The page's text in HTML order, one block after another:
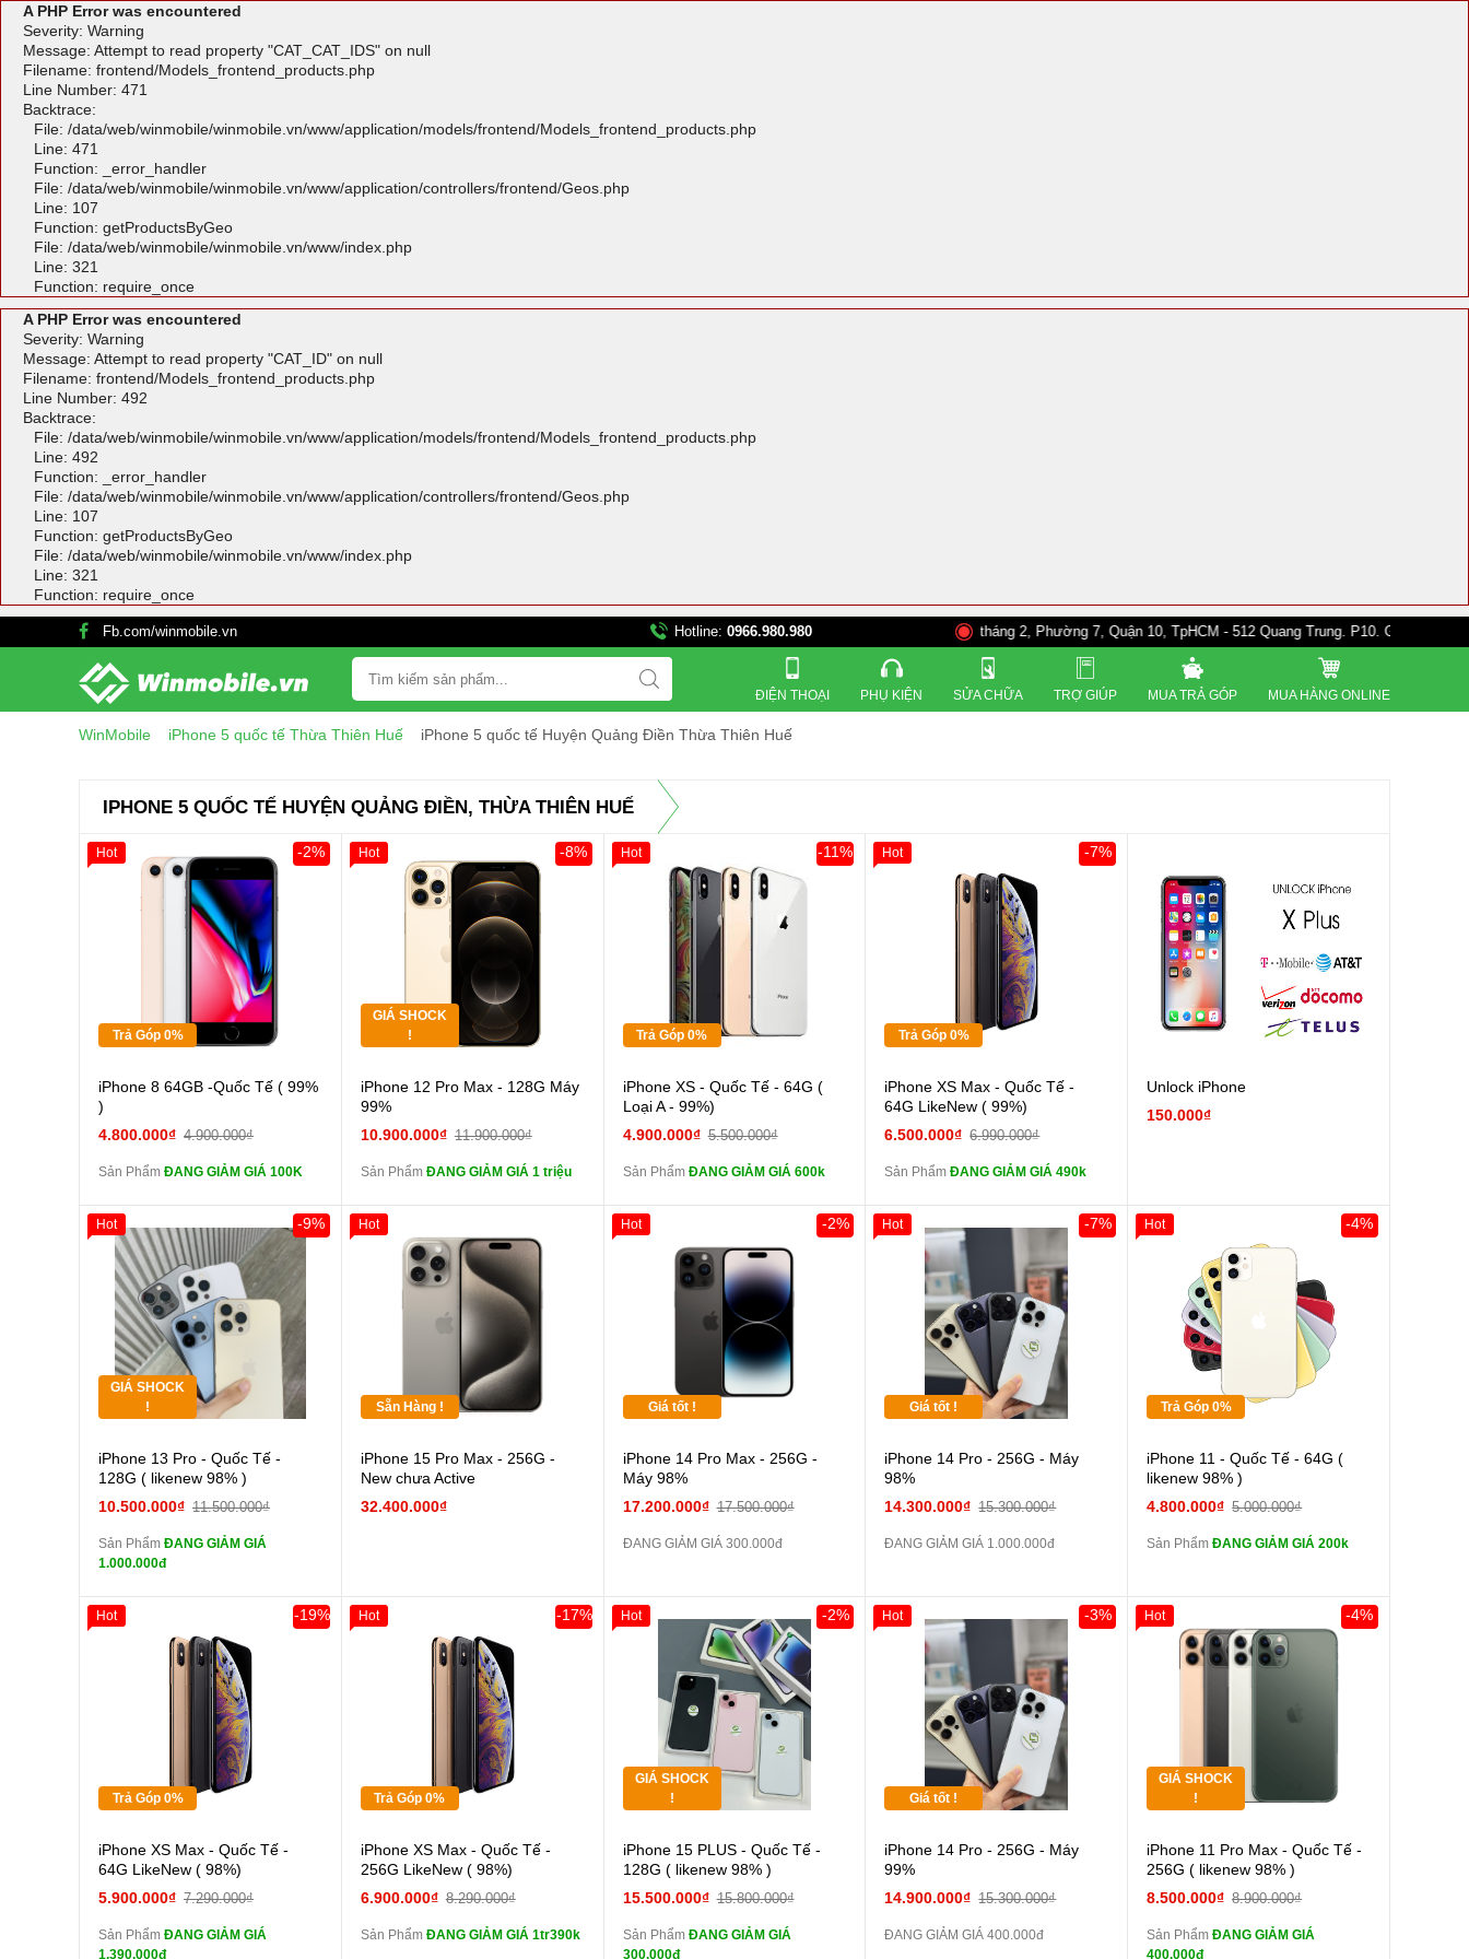
A PHP Error was encountered
Severity: Warning
Message: Attempt to read property "CAT_CAT_IDS" on null
Filename: frontend/Models_frontend_products.php
Line Number: 471
Backtrace:
File: /data/web/winmobile/winmobile.vn/www/application/models/frontend/Models_frontend_products.php
Line: 471
Function: _error_handler
File: /data/web/winmobile/winmobile.vn/www/application/controllers/frontend/Geos.php
Line: 107
Function: getProductsByGeo
File: /data/web/winmobile/winmobile.vn/www/index.php
Line: 321
Function: require_once
A PHP Error was encountered
Severity: Warning
Message: Attempt to read property "CAT_ID" on null
Filename: frontend/Models_frontend_products.php
Line Number: 492
Backtrace:
File: /data/web/winmobile/winmobile.vn/www/application/models/frontend/Models_frontend_products.php
Line: 492
Function: _error_handler
File: /data/web/winmobile/winmobile.vn/www/application/controllers/frontend/Geos.php
Line: 107
Function: getProductsByGeo
File: /data/web/winmobile/winmobile.vn/www/index.php
Line: 321
Function: require_once
Fb.com/winmobile.vn Hotline: 0966.980.980 821 Đường 3 tháng 2, Phường 7, Quận 10, TpHCM - 512 Quang Trung. P10. Gò Vấp - 528A Trường
ĐIỆN THOẠI PHỤ KIỆN SỬA CHỮA TRỢ GIÚP MUA TRẢ GÓP MUA HÀNG ONLINE
WinMobile iPhone 5 quốc tế Thừa Thiên Huế iPhone 5 quốc tế Huyện Quảng Điền Thừa Thiên Huế
IPHONE 5 QUỐC TẾ HUYỆN QUẢNG ĐIỀN, THỪA THIÊN HUẾ
Trả Góp 0%
Giảm 100.000đ
Khách Hàng
Thân Thiết
Tặng
Cường lực 10D full
màn
tai nghe iPhone 6S
zin
Đổi Sạc Cáp ZIN
Pin dự phòng và
các Phụ Kiện Khác
iPhone 8 64GB -Quốc Tế ( 99%
)
4.800.000₫ 4.900.000₫
-2%
Sản Phẩm ĐANG GIẢM GIÁ 100K
Hot
GIÁ SHOCK
!
Giảm 100.000đ
Khách Hàng
Thân Thiết
Cường lực 10D full
màn
tai nghe iPhone 6S
tai nghe iPhone X
zin
Đổi Sạc Cáp ZIN
Pin dự phòng và
các Phụ Kiện Khác
iPhone 12 Pro Max - 128G Máy
99%
10.900.000₫ 11.900.000₫
-8%
Sản Phẩm ĐANG GIẢM GIÁ 1 triệu
Hot
Trả Góp 0%
Giảm 100.000đ
Khách Hàng
Thân Thiết
Tặng
Tặng
Cường lực 10D full
màn
tai nghe iPhone 6S
zin
Pin dự phòng và
các Phụ Kiện Khác
iPhone XS - Quốc Tế - 64G (
Loại A - 99%)
4.900.000₫ 5.500.000₫
-11%
Sản Phẩm ĐANG GIẢM GIÁ 600k
Hot
Trả Góp 0%
Giảm 100.000đ
Khách Hàng
Tặng
Cường lực 10D full
màn
tai nghe iPhone 6S
zin
Đổi Sạc Cáp ZIN
Pin dự phòng và
các Phụ Kiện Khác
iPhone XS Max - Quốc Tế -
64G LikeNew ( 99%)
6.500.000₫ 6.990.000₫
-7%
Sản PhẩmĐANG GIẢM GIÁ 490k
Hot
Unlock iPhone
150.000₫
GIÁ SHOCK
!
Giảm 100.000đ
Khách Hàng
Thân Thiết
Tặng
Tặng
Cường lực 10D full
màn
tai nghe iPhone 6S
Pin dự phòng và
các Phụ Kiện Khác
iPhone 13 Pro - Quốc Tế -
128G ( likenew 98% )
10.500.000₫ 11.500.000₫
-9%
Sản Phẩm ĐANG GIẢM GIÁ
1.000.000đ
Hot
Sẵn Hàng !
iPhone 15 Pro Max - 256G -
New chưa Active
32.400.000₫
Hot
Giá tốt !
iPhone 14 Pro Max - 256G -
Máy 98%
17.200.000₫ 17.500.000₫
-2%
ĐANG GIẢM GIÁ 300.000đ
Hot
Giá tốt !
iPhone 14 Pro - 256G - Máy
98%
14.300.000₫ 15.300.000₫
-7%
ĐANG GIẢM GIÁ 1.000.000đ
Hot
Trả Góp 0%
Giảm 100.000đ
Khách Hàng
Thân Thiết
Tặng
Tặng
Tặng
Cường lực 10D full
màn
tai nghe iPhone 6S
Pin dự phòng và
các Phụ Kiện Khác
iPhone 11 - Quốc Tế - 64G (
likenew 98% )
4.800.000₫ 5.000.000₫
-4%
Sản PhẩmĐANG GIẢM GIÁ 200k
Hot
Trả Góp 0%
Giảm 100.000đ
Khách Hàng
Tặng
Cường lực 10D full
màn
tai nghe iPhone 6S
iPhone XS Max - Quốc Tế -
64G LikeNew ( 98%)
5.900.000₫ 7.290.000₫
-19%
Sản Phẩm ĐANG GIẢM GIÁ
1.390.000đ
Hot
Trả Góp 0%
Giảm 100.000đ
Khách Hàng
Tặng
Cường lực 10D full
màn
tai nghe iPhone 6S
iPhone XS Max - Quốc Tế -
256G LikeNew ( 98%)
6.900.000₫ 8.290.000₫
-17%
Sản Phẩm ĐANG GIẢM GIÁ 1tr390k
Hot
GIÁ SHOCK
!
Giảm 100.000đ
Khách Hàng
Tặng
Cường lực 10D full
màn
tai nghe iPhone 6S
iPhone 15 PLUS - Quốc Tế -
128G ( likenew 98% )
15.500.000₫ 15.800.000₫
-2%
Sản Phẩm ĐANG GIẢM GIÁ
300.000đ
Hot
Giá tốt !
iPhone 14 Pro - 256G - Máy
99%
14.900.000₫ 15.300.000₫
-3%
ĐANG GIẢM GIÁ 400.000đ
Hot
GIÁ SHOCK
!
Giảm 100.000đ
Khách Hàng
Thân Thiết
Cường lực 10D full
màn
tai nghe iPhone 6S
iPhone 11 Pro Max - Quốc Tế -
256G ( likenew 98% )
8.500.000₫ 8.900.000₫
-4%
Sản PhẩmĐANG GIẢM GIÁ
400.000đ
Hot